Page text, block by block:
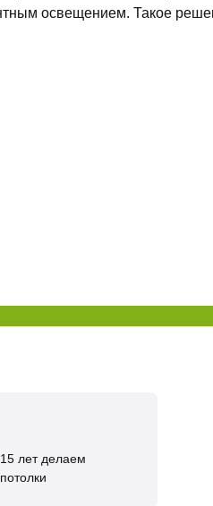
освещением. Такое
15 лет делаем
потолки